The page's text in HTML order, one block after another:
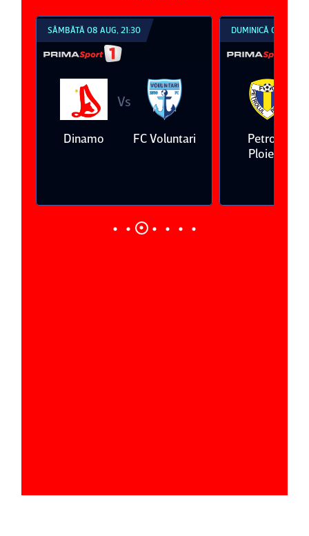
SÂMBĂTĂ 08 AUG, 21:30
Dinamo
Vs
FC Voluntari
DUMINICĂ 09 AUG,
Petrolul
Ploieşti